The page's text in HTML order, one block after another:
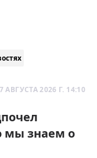
7 АВГУСТА 2026 Г. 14:10
мы знаем о